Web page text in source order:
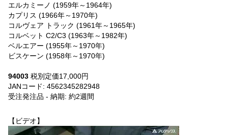
エルカミーノ (1959年～1964年)
カプリス (1966年～1970年)
コルヴェア トラック (1961年～1965年)
コルベット C2/C3 (1963年～1982年)
ベルエアー (1955年～1970年)
ビスケーン (1958年～1970年)
94003 税別定価17,000円
JANコード: 4562345282948
受注発注品 - 納期: 約2週間
【ビデオ】